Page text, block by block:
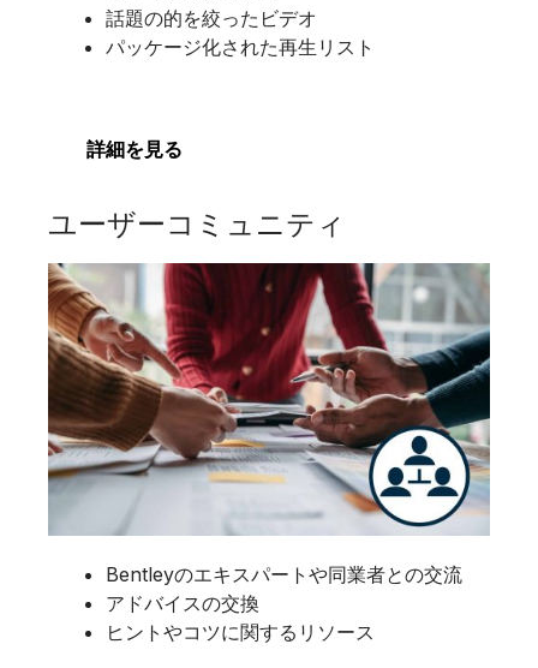
話題の的を絞ったビデオ
パッケージ化された再生リスト
詳細を見る
ユーザーコミュニティ
Bentleyのエキスパートや同業者との交流
アドバイスの交換
ヒントやコツに関するリソース